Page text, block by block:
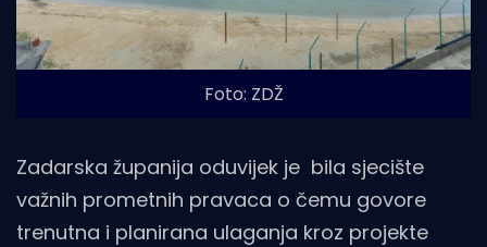
Foto: ZDŽ
Zadarska županija oduvijek je bila sjecište
važnih prometnih pravaca o čemu govore
trenutna i planirana ulaganja kroz projekte